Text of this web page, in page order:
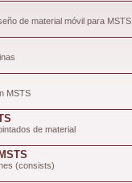
de material móvil para MSTS
MSTS
de material
(consists)